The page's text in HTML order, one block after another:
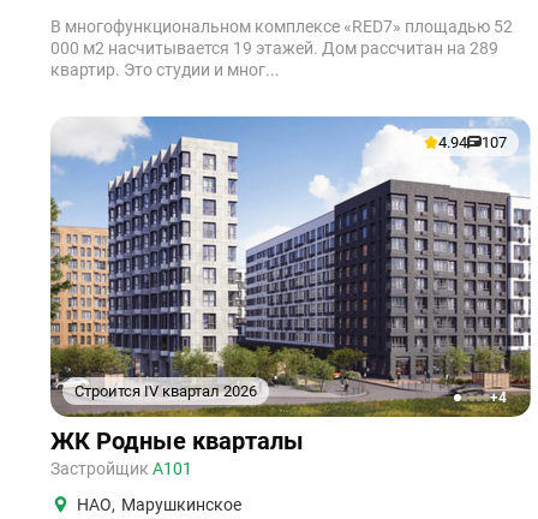
В многофункциональном комплексе «RED7» площадью 52
000 м2 насчитывается 19 этажей. Дом рассчитан на 289
квартир. Это студии и мног...
Строится IV квартал 2026
4.94 107
12345+4
ЖК Родные кварталы
Застройщик А101
НАО, Марушкинское